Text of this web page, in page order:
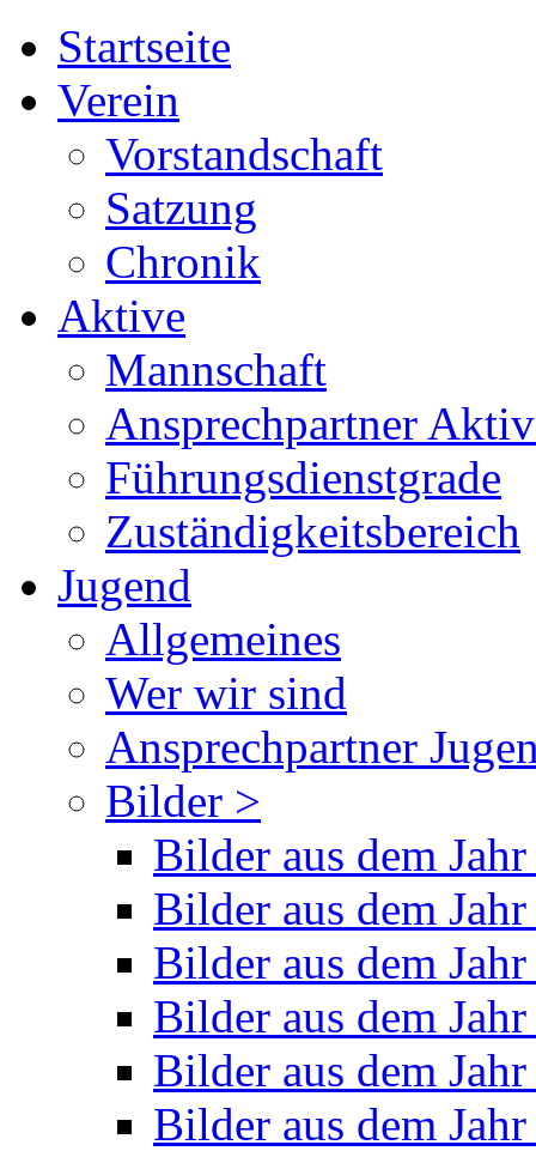
Startseite
Verein
Vorstandschaft
Satzung
Chronik
Aktive
Mannschaft
Ansprechpartner
Führungsdienstgrade
Zuständigkeitsbereich
Jugend
Allgemeines
Wer wir sind
Ansprechpartner
Bilder >
Bilder aus dem
Bilder aus dem
Bilder aus dem
Bilder aus dem
Bilder aus dem
Bilder aus dem